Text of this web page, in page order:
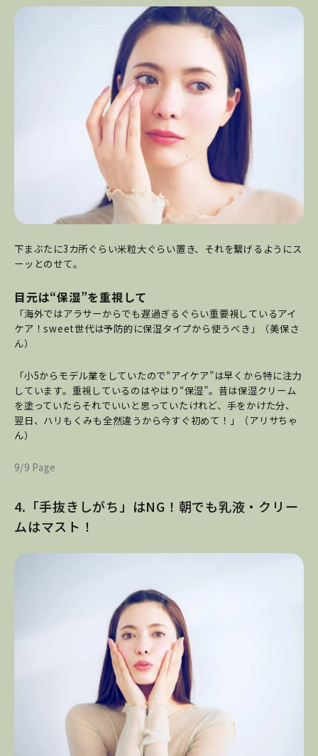
下まぶたに3カ所ぐらい米粒大ぐらい置き、それを繋げるようにス
ーッとのせて。
目元は“保湿”を重視して
「海外ではアラサーからでも遅過ぎるぐらい重要視しているアイ
ケア！sweet世代は予防的に保湿タイプから使うべき」（美保さ
ん）
「小5からモデル業をしていたので“アイケア”は早くから特に注力
しています。重視しているのはやはり“保湿”。昔は保湿クリーム
を塗っていたらそれでいいと思っていたけれど、手をかけた分、
翌日、ハリもくみも全然違うから今すぐ初めて！」（アリサちゃ
ん）
9/9 Page
4.「手抜きしがち」はNG！朝でも乳液・クリー
ムはマスト！